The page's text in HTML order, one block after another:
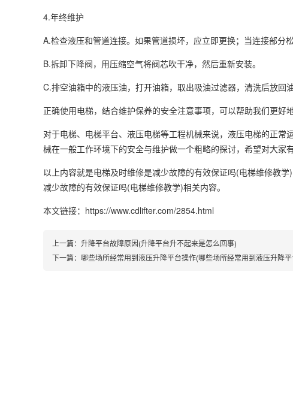
4.年终维护
A.检查液压和管道连接。如果管道损坏，应立即更换；当连接部分
B.拆卸下降阀，用压缩空气将阀芯吹干净，然后重新安装。
C.排空油箱中的液压油，打开油箱，取出吸油过滤器，清洗后放回
正确使用电梯，结合维护保养的安全注意事项，可以帮助我们更好
对于电梯、电梯平台、液压电梯等工程机械来说，液压电梯的正
械在一般工作环境下的安全与维护做一个粗略的探讨，希望对大家有
以上内容就是电梯及时维修是减少故障的有效保证吗(电梯维修教
减少故障的有效保证吗(电梯维修教学)相关内容。
本文链接：https://www.cdlifter.com/2854.html
上一篇： 升降平台故障原因(升降平台升不起来是怎么回事)
下一篇： 哪些场所经常用到液压升降平台操作(哪些场所经常用到液压升降